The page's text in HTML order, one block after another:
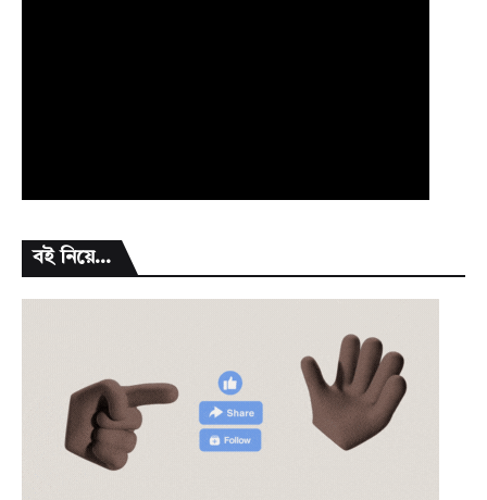
বই নিয়ে...